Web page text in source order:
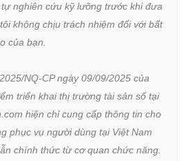
nghiên cứu kỹ lưỡng trước khi đưa
không chịu trách nhiệm đối với bất
của bạn.
NQ-CP ngày 09/09/2025 của
triển khai thị trường tài sản số tại
hiện chỉ cung cấp thông tin cho
phục vụ người dùng tại Việt Nam
chính thức từ cơ quan chức năng.